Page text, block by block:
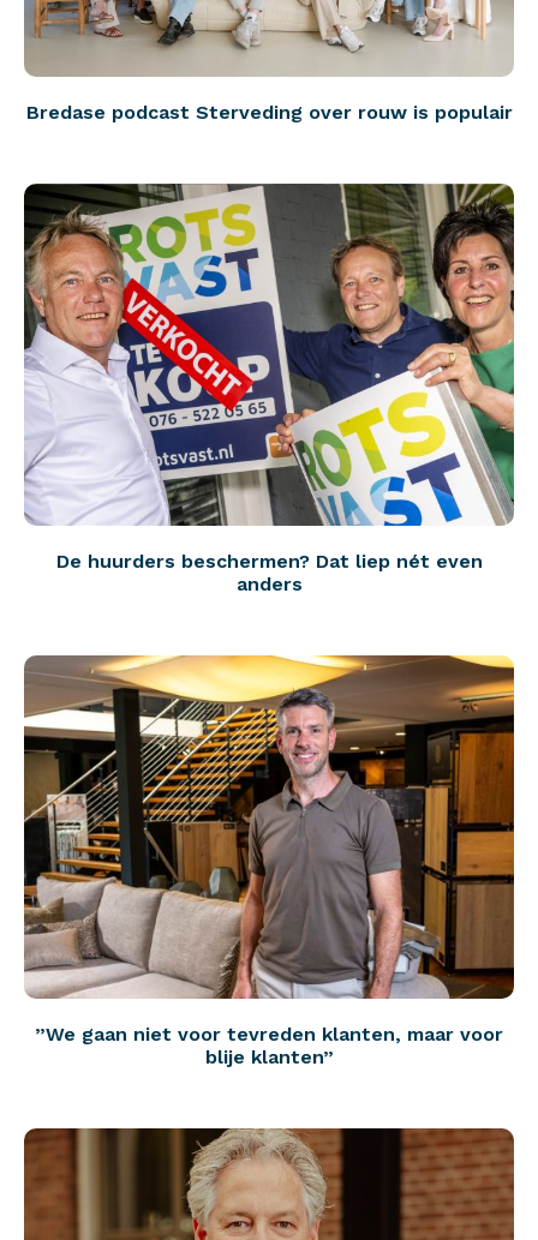
Bredase podcast Sterveding over rouw is populair
De huurders beschermen? Dat liep nét even
anders
”We gaan niet voor tevreden klanten, maar voor
blije klanten”